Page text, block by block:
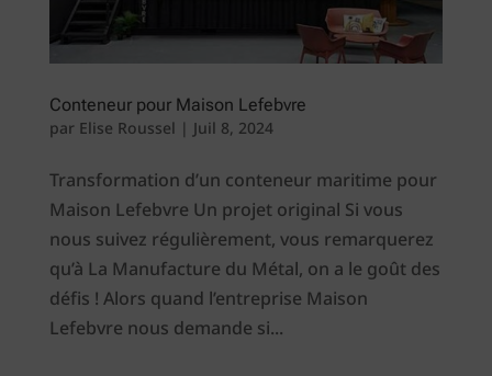
Conteneur pour Maison Lefebvre
par Elise Roussel |Juil 8, 2024
Transformation d’un conteneur maritime pour
Maison Lefebvre Un projet original Si vous
nous suivez régulièrement, vous remarquerez
qu’à La Manufacture du Métal, on a le goût des
défis ! Alors quand l’entreprise Maison
Lefebvre nous demande si...